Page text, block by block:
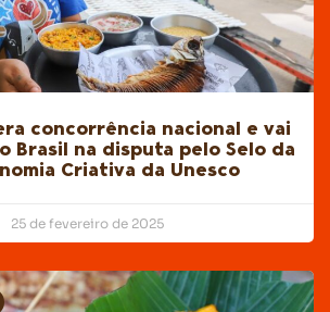
concorrência nacional e vai
Brasil na disputa pelo Selo da
Criativa da Unesco
25 de fevereiro de 2025